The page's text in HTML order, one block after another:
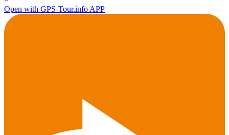
Open with GPS-Tour.info APP